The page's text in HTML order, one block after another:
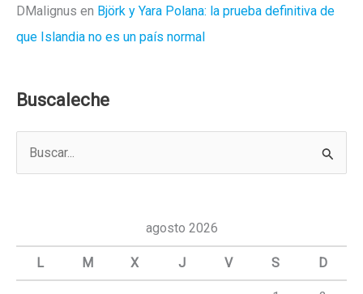
DMalignus en Björk y Yara Polana: la prueba definitiva de
que Islandia no es un país normal
Buscaleche
a
agosto 2026
L M X J V S D